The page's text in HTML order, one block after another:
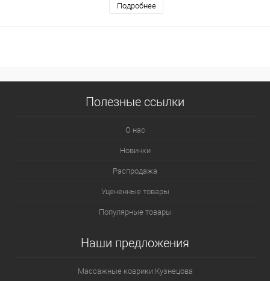
Подробнее
Полезные ссылки
О нас
Новинки
Распродажа
Уцененные товары
Популярные товары
Наши предложения
Массажные коврики Кузнецова